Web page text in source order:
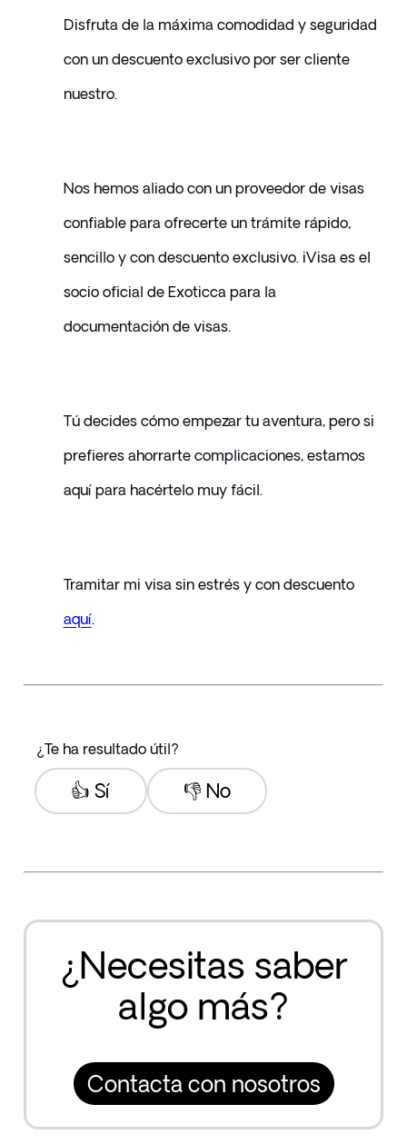
Disfruta de la máxima comodidad y seguridad
con un descuento exclusivo por ser cliente
nuestro.
Nos hemos aliado con un proveedor de visas
confiable para ofrecerte un trámite rápido,
sencillo y con descuento exclusivo. iVisa es el
socio oficial de Exoticca para la
documentación de visas.
Tú decides cómo empezar tu aventura, pero si
prefieres ahorrarte complicaciones, estamos
aquí para hacértelo muy fácil.
Tramitar mi visa sin estrés y con descuento
aquí.
¿Te ha resultado útil?
👎 No
👍 Sí
¿Necesitas saber
algo más?
Contacta con nosotros